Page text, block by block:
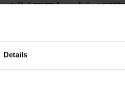
Details
| XXCR | merkring